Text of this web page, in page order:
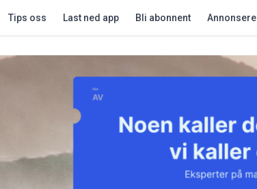
Tips oss Last ned app Bli abonnent Annonsere